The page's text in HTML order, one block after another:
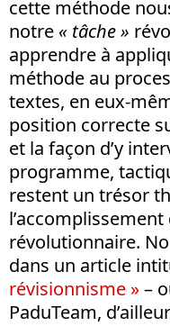
cette méthode
notre « tâche »
apprendre à
méthode au
textes, en eux-
position correcte
et la façon d’y
programme,
restent un trésor
révolutionnaire.
dans un article
révisionnisme »–
PaduTeam,